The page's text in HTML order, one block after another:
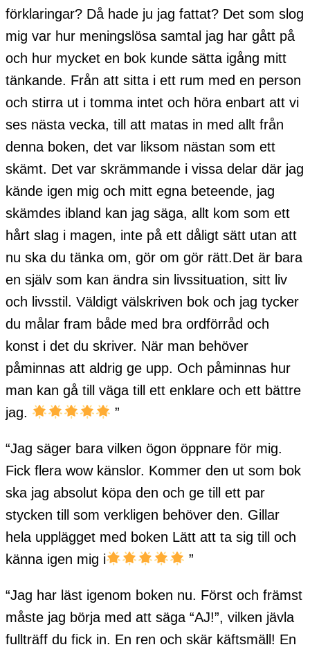
förklaringar? Då hade ju jag fattat? Det som slog
mig var hur meningslösa samtal jag har gått på
och hur mycket en bok kunde sätta igång mitt
tänkande. Från att sitta i ett rum med en person
och stirra ut i tomma intet och höra enbart att vi
ses nästa vecka, till att matas in med allt från
denna boken, det var liksom nästan som ett
skämt. Det var skrämmande i vissa delar där jag
kände igen mig och mitt egna beteende, jag
skämdes ibland kan jag säga, allt kom som ett
hårt slag i magen, inte på ett dåligt sätt utan att
nu ska du tänka om, gör om gör rätt.Det är bara
en själv som kan ändra sin livssituation, sitt liv
och livsstil. Väldigt välskriven bok och jag tycker
du målar fram både med bra ordförråd och
konst i det du skriver. När man behöver
påminnas att aldrig ge upp. Och påminnas hur
man kan gå till väga till ett enklare och ett bättre
jag.
”
“Jag säger bara vilken ögon öppnare för mig.
Fick flera wow känslor. Kommer den ut som bok
ska jag absolut köpa den och ge till ett par
stycken till som verkligen behöver den. Gillar
hela upplägget med boken Lätt att ta sig till och
känna igen mig i
”
“Jag har läst igenom boken nu. Först och främst
måste jag börja med att säga “AJ!”, vilken jävla
fullträff du fick in. En ren och skär käftsmäll! En